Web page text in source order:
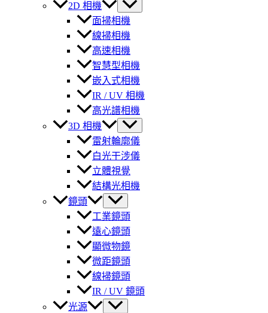
2D 相機
面掃相機
線掃相機
高速相機
智慧型相機
嵌入式相機
IR / UV 相機
高光譜相機
3D 相機
雷射輪廓儀
白光干涉儀
立體視覺
結構光相機
鏡頭
工業鏡頭
遠心鏡頭
顯微物鏡
微距鏡頭
線掃鏡頭
IR / UV 鏡頭
光源